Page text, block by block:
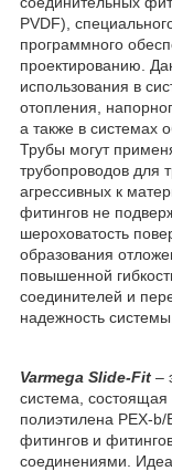
PVDF),
программного
проектированию.
использования в
отопления,
а также в системах
Трубы могут
трубопроводов для
агрессивных к
фитингов не
шероховатость
образования
повышенной
соединителей и
надежность системы.
Varmega Slide-Fit –
система, состоящая
полиэтилена PEX-
фитингов и
соединениями.